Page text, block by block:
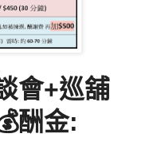
會+巡舖
酬金: